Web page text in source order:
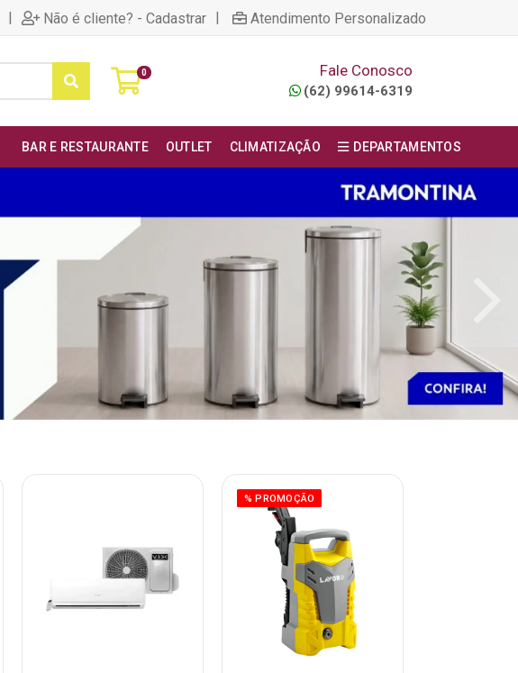
| Não é cliente? - Cadastrar | Atendimento Personalizado
0 Fale Conosco
(62) 99614-6319
BAR E RESTAURANTE OUTLET CLIMATIZAÇÃO DEPARTAMENTOS
% PROMOÇÃO